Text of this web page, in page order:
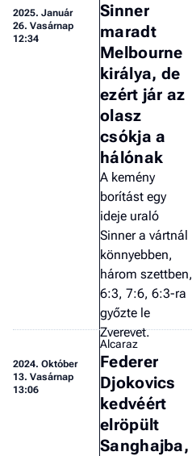
2025. Január
26. Vasárnap
12:34
Sinner
maradt
Melbourne
királya, de
ezért jár az
olasz
csókja a
hálónak
A kemény
borítást egy
ideje uraló
Sinner a vártnál
könnyebben,
három szettben,
6:3, 7:6, 6:3-ra
győzte le
Zverevet.
2024. Október
13. Vasárnap
13:06
Alcaraz
Federer
Djokovics
kedvéért
elröpült
Sanghajba,